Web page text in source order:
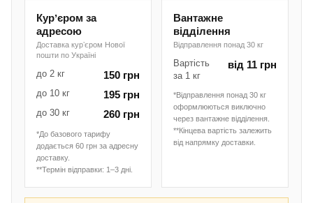
Курʼєром за
адресою
Доставка курʼєром Нової
пошти по Україні
до 2 кг 150 грн
до 10 кг 195 грн
до 30 кг 260 грн
*До базового тарифу
додається 60 грн за адресну
доставку.
**Термін відправки: 1–3 дні.
Вантажне
відділення
Відправлення понад 30 кг
Вартість
за 1 кг
від 11 грн
*Відправлення понад 30 кг
оформлюються виключно
через вантажне відділення.
**Кінцева вартість залежить
від напрямку доставки.